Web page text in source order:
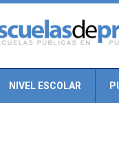
NIVEL ESCOLAR